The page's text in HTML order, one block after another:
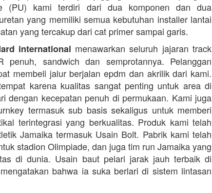
(PU) kami terdiri dari dua komponen dan dua
yang memiliki semua kebutuhan installer lantai
yang tercakup dari cat primer sampai garis.
international menawarkan seluruh jajaran track
penuh, sandwich dan semprotannya. Pelanggan
membeli jalur berjalan epdm dan akrilik dari kami.
karena kualitas sangat penting untuk area di
dengan kecepatan penuh di permukaan. Kami juga
termasuk sub basis sekaligus untuk memberi
terintegrasi yang berkualitas. Produk kami telah
Jamaika termasuk Usain Bolt. Pabrik kami telah
stadion Olimpiade, dan juga tim run Jamaika yang
di dunia. Usain baut pelari jarak jauh terbaik di
bahwa ia suka berlari di sistem lintasan